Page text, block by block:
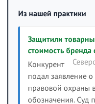
Из нашей практики
Защитили
стоимость
Конкурент
подал заявление
правовой охраны
обозначения. Суд